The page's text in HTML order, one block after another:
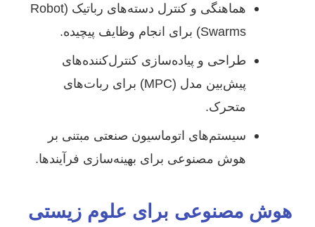
هماهنگی و کنترل دسته‌های رباتیک (Robot
Swarms) برای انجام وظایف پیچیده.
طراحی و پیاده‌سازی کنترل‌کننده‌های
پیش‌بین مدل (MPC) برای ربات‌های
متحرک.
سیستم‌های اتوماسیون صنعتی مبتنی بر
هوش مصنوعی برای بهینه‌سازی فرآیندها.
هوش مصنوعی برای علوم زیستی